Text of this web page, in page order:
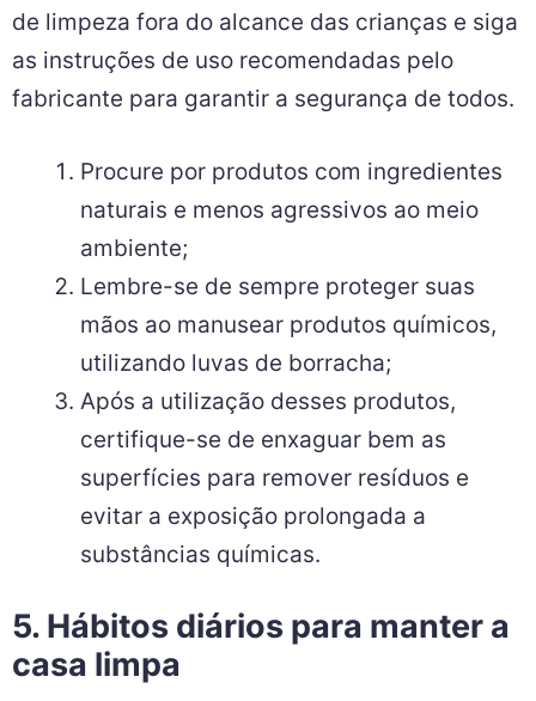
de limpeza fora do alcance das crianças e siga
as instruções de uso recomendadas pelo
fabricante para garantir a segurança de todos.
Procure por produtos com ingredientes
naturais e menos agressivos ao meio
ambiente;
Lembre-se de sempre proteger suas
mãos ao manusear produtos químicos,
utilizando luvas de borracha;
Após a utilização desses produtos,
certifique-se de enxaguar bem as
superfícies para remover resíduos e
evitar a exposição prolongada a
substâncias químicas.
5. Hábitos diários para manter a
casa limpa